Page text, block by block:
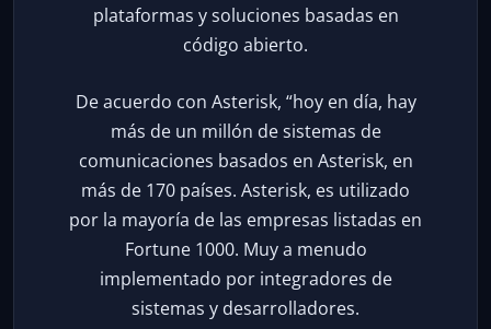
plataformas y soluciones basadas en
código abierto.
De acuerdo con Asterisk, “hoy en día, hay
más de un millón de sistemas de
comunicaciones basados en Asterisk, en
más de 170 países. Asterisk, es utilizado
por la mayoría de las empresas listadas en
Fortune 1000. Muy a menudo
implementado por integradores de
sistemas y desarrolladores.